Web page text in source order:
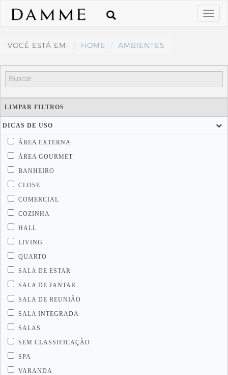
VOCÊ ESTÁ EM: HOME AMBIENTES
LIMPAR FILTROS
DICAS DE USO
ÁREA EXTERNA
ÁREA GOURMET
BANHEIRO
CLOSE
COMERCIAL
COZINHA
HALL
LIVING
QUARTO
SALA DE ESTAR
SALA DE JANTAR
SALA DE REUNIÃO
SALA INTEGRADA
SALAS
SEM CLASSIFICAÇÃO
SPA
VARANDA